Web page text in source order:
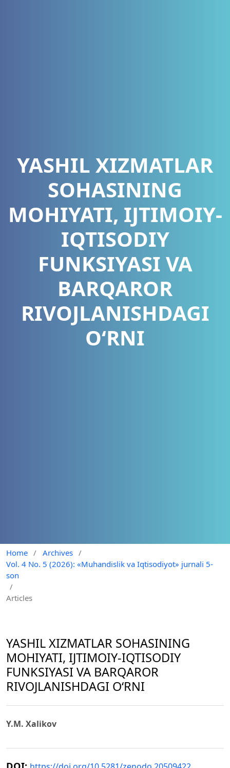
YASHIL XIZMATLAR
SOHASINING
MOHIYATI, IJTIMOIY-
IQTISODIY
FUNKSIYASI VA
BARQAROR
RIVOJLANISHDAGI
O‘RNI
Home / Archives /
Vol. 4 No. 5 (2026): «Muhandislik va Iqtisodiyot» jurnali 5-
son
/
Articles
YASHIL XIZMATLAR SOHASINING
MOHIYATI, IJTIMOIY-IQTISODIY
FUNKSIYASI VA BARQAROR
RIVOJLANISHDAGI O‘RNI
Y.M. Xalikov